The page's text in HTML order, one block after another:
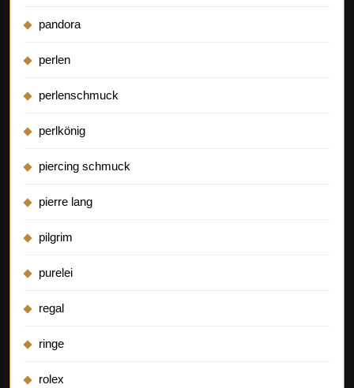
pandora
perlen
perlenschmuck
perlkönig
piercing schmuck
pierre lang
pilgrim
purelei
regal
ringe
rolex